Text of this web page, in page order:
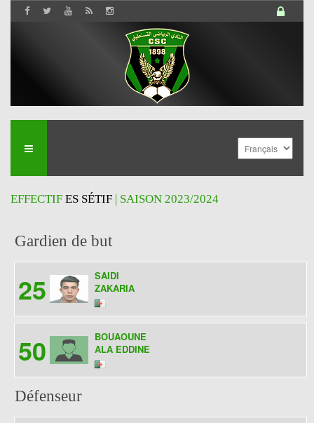
EFFECTIF ES SÉTIF | SAISON 2023/2024
Gardien de but
25
SAIDI
ZAKARIA
50
BOUAOUNE
ALA EDDINE
Défenseur